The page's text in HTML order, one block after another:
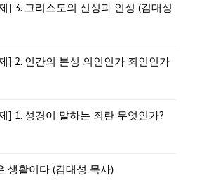
] 3. 그리스도의 신성과 인성 (김대성
] 2. 인간의 본성 의인인가 죄인인가
] 1. 성경이 말하는 죄란 무엇인가?
생활이다 (김대성 목사)